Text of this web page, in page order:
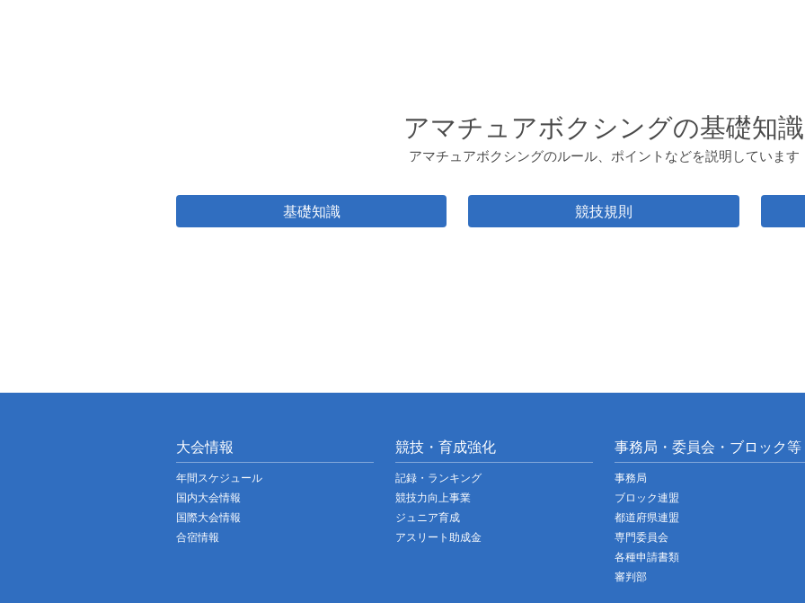
アマチュアボクシングの基礎知識
アマチュアボクシングのルール、ポイントなどを説明しています
基礎知識 競技規則
大会情報
年間スケジュール
国内大会情報
国際大会情報
合宿情報
競技・育成強化
記録・ランキング
競技力向上事業
ジュニア育成
アスリート助成金
事務局・委員会・ブロック等
事務局
ブロック連盟
都道府県連盟
専門委員会
各種申請書類
審判部